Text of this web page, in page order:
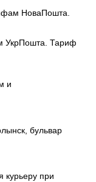
НоваПошта.
УкрПошта. Тариф
и
бульвар
курьеру при